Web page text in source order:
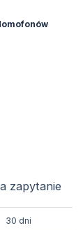
zapytanie
30 dni